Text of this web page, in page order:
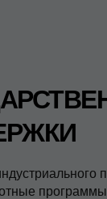
программы